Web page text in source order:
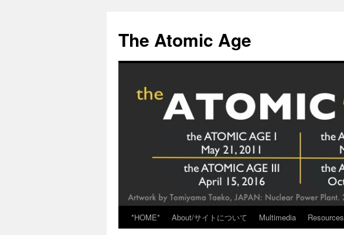
content
The Atomic Age
*HOME* About/サイトについて Multimedia Resources